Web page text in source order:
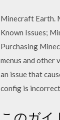
Minecraft Earth.
Known Issues;
Purchasing
menus and other
an issue that
config is
このガイ